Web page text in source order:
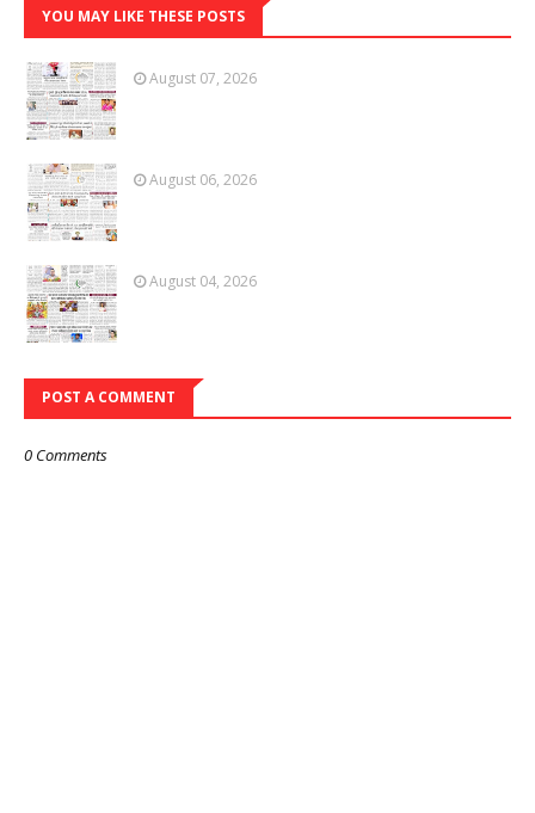
YOU MAY LIKE THESE POSTS
August 07, 2026
August 06, 2026
August 04, 2026
POST A COMMENT
0 Comments